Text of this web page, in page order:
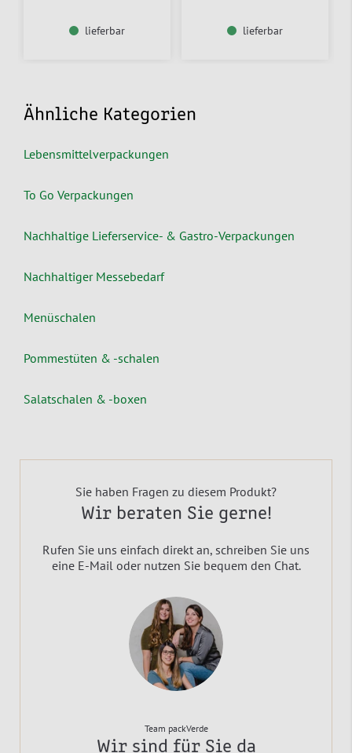
lieferbar lieferbar
Ähnliche Kategorien
Lebensmittelverpackungen
To Go Verpackungen
Nachhaltige Lieferservice- & Gastro-Verpackungen
Nachhaltiger Messebedarf
Menüschalen
Pommestüten & -schalen
Salatschalen & -boxen
Sie haben Fragen zu diesem Produkt?
Wir beraten Sie gerne!
Rufen Sie uns einfach direkt an, schreiben Sie uns
eine E-Mail oder nutzen Sie bequem den Chat.
Team packVerde
Wir sind für Sie da